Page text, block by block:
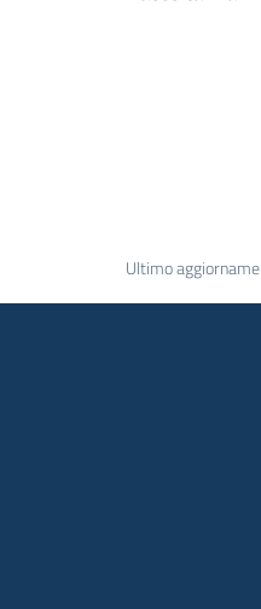
Ultimo